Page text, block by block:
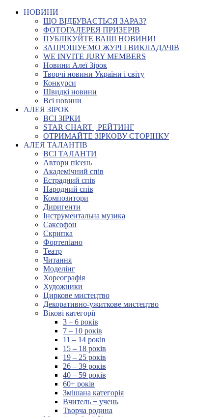
НОВИНИ
ЩО ВІДБУВАЄТЬСЯ ЗАРАЗ?
ФОТОГАЛЕРЕЯ ПРИЗЕРІВ
ПУБЛІКУЙТЕ ВАШІ НОВИНИ!
ЗАПРОШУЄМО ЖУРІ І ВИКЛАДАЧІВ
WE INVITE JURY MEMBERS
Новини Алеї Зірок
Творчі новини України і світу
Конкурси
Швидкі новини
Всі новини
АЛЕЯ ЗІРОК
ВСІ ЗІРКИ
STAR CHART | РЕЙТИНГ
ОТРИМАЙТЕ ЗІРКОВУ СТОРІНКУ
АЛЕЯ ТАЛАНТІВ
ВСІ ТАЛАНТИ
Автори пісень
Академічний спів
Естрадний спів
Народний спів
Композитори
Диригенти
Інструментальна музика
Саксофон
Скрипка
Фортепіано
Театр
Читання
Моделінг
Хореографія
Художники
Циркове мистецтво
Декоративно-ужиткове мистецтво
Вікові категорії
3 – 6 років
7 – 10 років
11 – 14 років
15 – 18 років
19 – 25 років
26 – 39 років
40 – 59 років
60+ років
Змішана категорія
Вчитель + учень
Творча родина